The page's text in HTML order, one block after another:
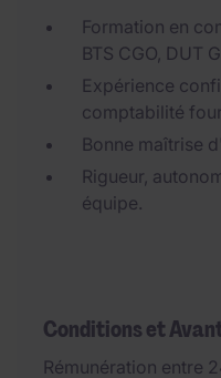
Formation en
BTS CGO, DUT
Expérience
comptabilité
Bonne maîtrise
Rigueur,
équipe.
Conditions et
Rémunération entre